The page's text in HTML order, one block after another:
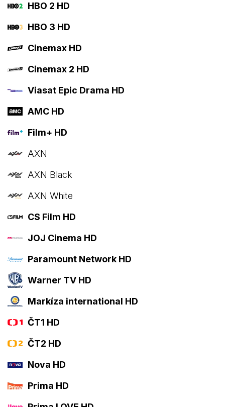
HBO 2 HD
HBO 3 HD
Cinemax HD
Cinemax 2 HD
Viasat Epic Drama HD
AMC HD
Film+ HD
AXN
AXN Black
AXN White
CS Film HD
JOJ Cinema HD
Paramount Network HD
Warner TV HD
Markíza international HD
ČT1 HD
ČT2 HD
Nova HD
Prima HD